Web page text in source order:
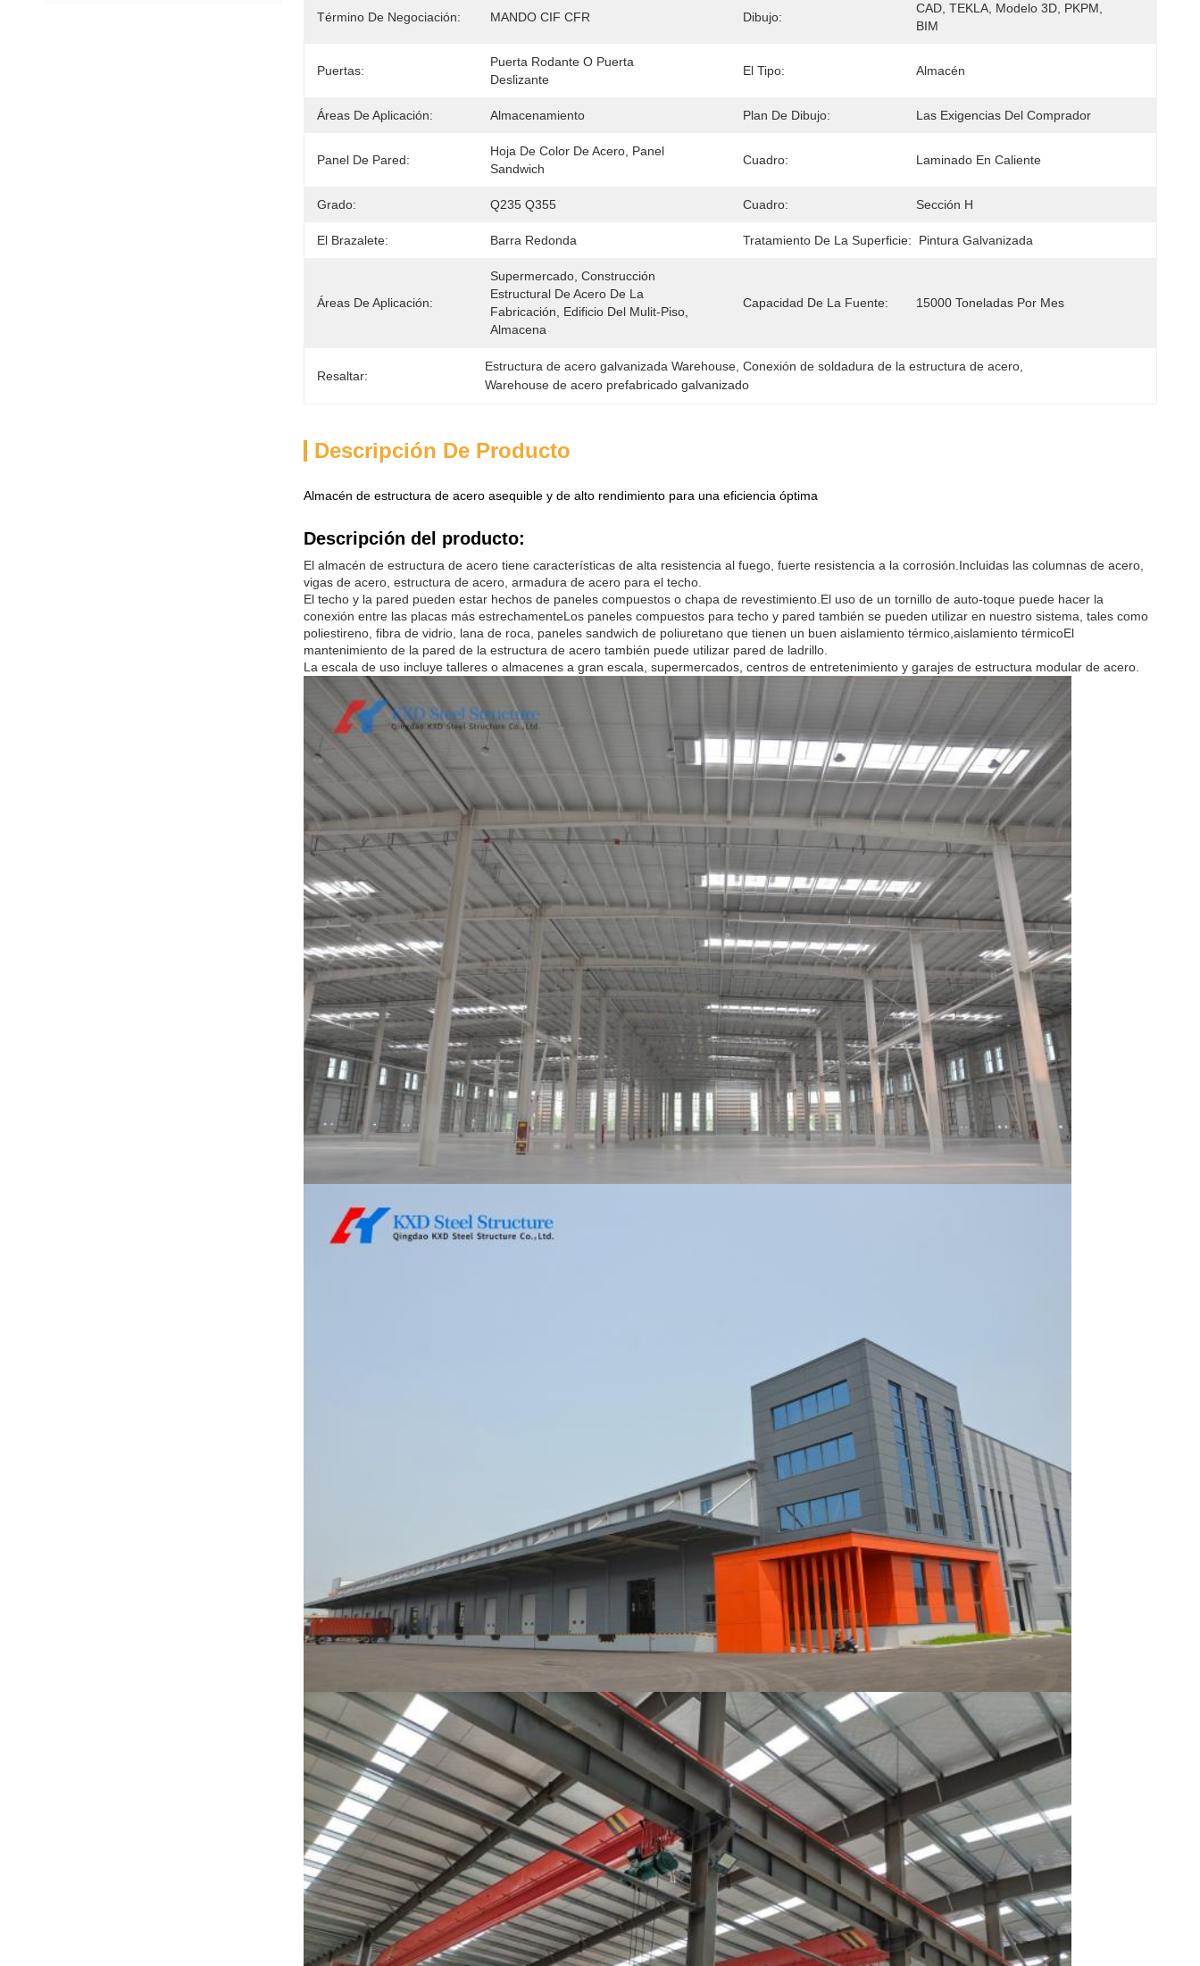
Término De Negociación: MANDO CIF CFR Dibujo:
CAD, TEKLA, Modelo 3D, PKPM,
BIM
Puertas:
Puerta Rodante O Puerta
Deslizante
El Tipo: Almacén
Áreas De Aplicación: Almacenamiento Plan De Dibujo: Las Exigencias Del Comprador
Panel De Pared:
Hoja De Color De Acero, Panel
Sandwich
Cuadro: Laminado En Caliente
Grado: Q235 Q355 Cuadro: Sección H
El Brazalete: Barra Redonda Tratamiento De La Superficie: Pintura Galvanizada
Áreas De Aplicación:
Supermercado, Construcción
Estructural De Acero De La
Fabricación, Edificio Del Mulit-Piso,
Almacena
Capacidad De La Fuente: 15000 Toneladas Por Mes
Resaltar:
Estructura de acero galvanizada Warehouse , Conexión de soldadura de la estructura de acero
Warehouse de acero prefabricado galvanizado
Descripción De Producto
Almacén de estructura de acero asequible y de alto rendimiento para una eficiencia óptima
Descripción del producto:
El almacén de estructura de acero tiene características de alta resistencia al fuego, fuerte resistencia a la corrosión.Incluidas las columnas de acero,
vigas de acero, estructura de acero, armadura de acero para el techo.
El techo y la pared pueden estar hechos de paneles compuestos o chapa de revestimiento.El uso de un tornillo de auto-toque puede hacer la
conexión entre las placas más estrechamenteLos paneles compuestos para techo y pared también se pueden utilizar en nuestro sistema, tales como
poliestireno, fibra de vidrio, lana de roca, paneles sandwich de poliuretano que tienen un buen aislamiento térmico,aislamiento térmicoEl
mantenimiento de la pared de la estructura de acero también puede utilizar pared de ladrillo.
La escala de uso incluye talleres o almacenes a gran escala, supermercados, centros de entretenimiento y garajes de estructura modular de acero.